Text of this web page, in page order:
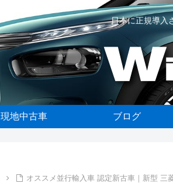
日本に正規導入
現地中古車 ブログ
オススメ並行輸入車 認定新古車｜新型 三